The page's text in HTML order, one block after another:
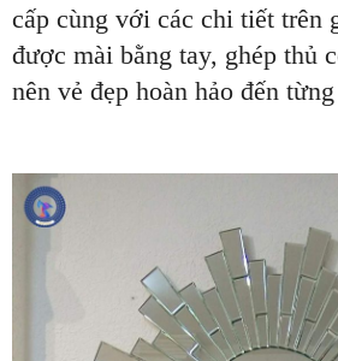
cấp cùng với các chi tiết trên
được mài bằng tay, ghép thủ
nên vẻ đẹp hoàn hảo đến